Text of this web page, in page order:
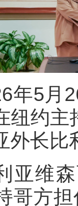
年5月
纽约
外长比
亚维
哥方